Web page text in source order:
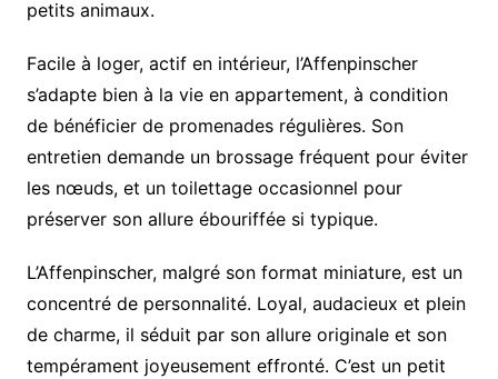
petits animaux.
Facile à loger, actif en intérieur, l’Affenpinscher
s’adapte bien à la vie en appartement, à condition
de bénéficier de promenades régulières. Son
entretien demande un brossage fréquent pour éviter
les nœuds, et un toilettage occasionnel pour
préserver son allure ébouriffée si typique.
L’Affenpinscher, malgré son format miniature, est un
concentré de personnalité. Loyal, audacieux et plein
de charme, il séduit par son allure originale et son
tempérament joyeusement effronté. C’est un petit